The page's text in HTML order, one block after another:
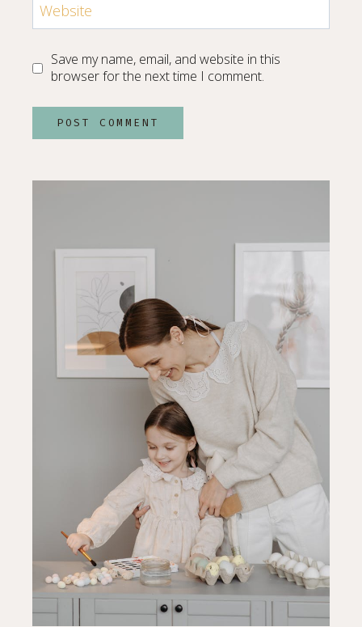
Website
Save my name, email, and website in this
browser for the next time I comment.